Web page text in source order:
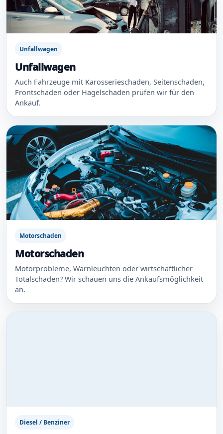
Unfallwagen
Unfallwagen
Auch Fahrzeuge mit Karosserieschaden, Seitenschaden,
Frontschaden oder Hagelschaden prüfen wir für den
Ankauf.
Motorschaden
Motorschaden
Motorprobleme, Warnleuchten oder wirtschaftlicher
Totalschaden? Wir schauen uns die Ankaufsmöglichkeit
an.
Diesel / Benziner